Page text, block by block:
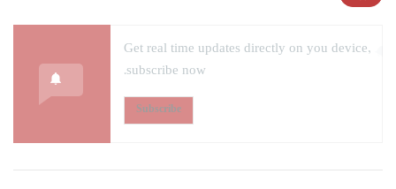
Get real time updates directly on you device,
subscribe now.
Subscribe